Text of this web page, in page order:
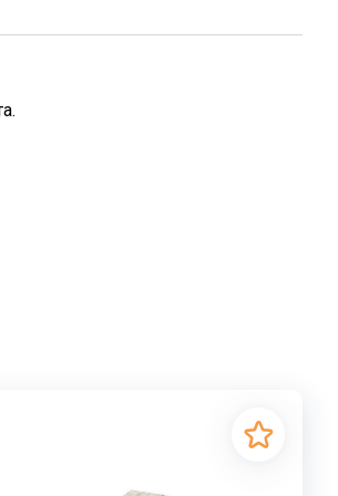
оконных и других проемов